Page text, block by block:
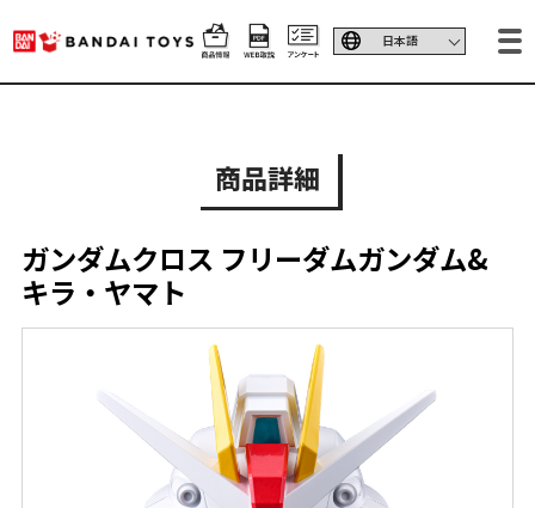
商品詳細
ガンダムクロス フリーダムガンダム&
キラ・ヤマト